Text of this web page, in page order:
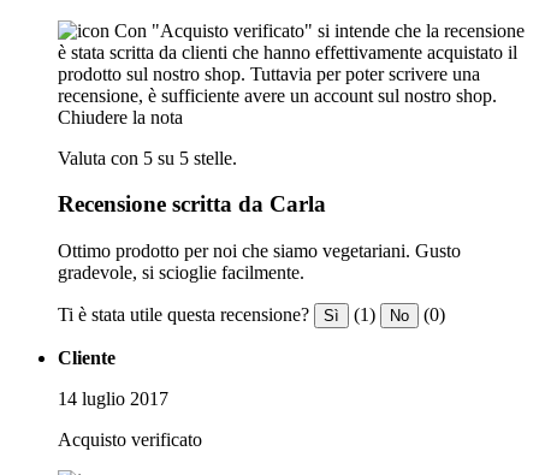
Con "Acquisto verificato" si intende che la recensione
è stata scritta da clienti che hanno effettivamente acquistato il
prodotto sul nostro shop. Tuttavia per poter scrivere una
recensione, è sufficiente avere un account sul nostro shop.
Chiudere la nota
Valuta con 5 su 5 stelle.
Recensione scritta da Carla
Ottimo prodotto per noi che siamo vegetariani. Gusto
gradevole, si scioglie facilmente.
Ti è stata utile questa recensione? Sì (1) No (0)
Cliente
14 luglio 2017
Acquisto verificato